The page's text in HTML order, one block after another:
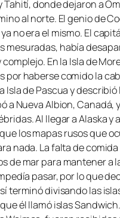
Tahití, donde dejaron a
al norte. El genio de
no era el mismo. El
mesuradas, había
En la Isla de
por haberse comido la
Isla de Pascua y describió
a Nueva Albion, Canadá,
Al llegar a Alaska y
los mapas rusos que
nada. La falta de
de mar para mantener a
pasar, por lo que
terminó divisando las
él llamó islas